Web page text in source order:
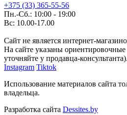
+375 (33) 365-55-56
Пн.-Сб.: 10:00 - 19:00
Вс: 10.00-17.00
Сайт не является интернет-
На сайте указаны
уточняйте у продавца-консультанта).
Instagram Tiktok
Использование материалов сайта
владельца.
Разработка сайта Dessites.by